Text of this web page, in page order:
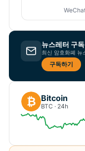
뉴스레터 구독
최신 암호화폐 뉴
구독하기
₿ Bitcoin
BTC · 24h